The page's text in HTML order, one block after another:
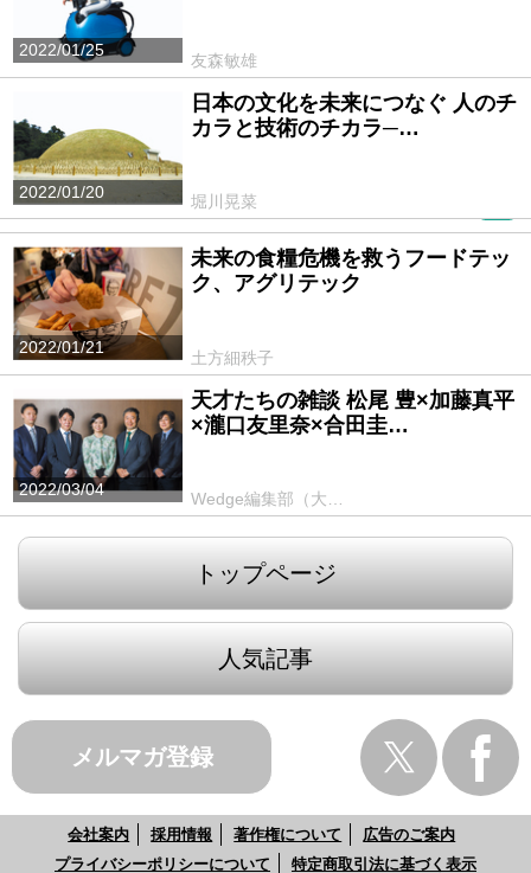
2022/01/25
友森敏雄
2022/01/20
日本の文化を未来につなぐ 人のチ
カラと技術のチカラ─…
堀川晃菜
2022/01/21
未来の食糧危機を救うフードテッ
ク、アグリテック
土方細秩子
2022/03/04
天才たちの雑談 松尾 豊×加藤真平
×瀧口友里奈×合田圭…
Wedge編集部（大…
トップページ
人気記事
メルマガ登録
会社案内 採用情報 著作権について
広告のご案内
プライバシーポリシーについて
特定商取引法に基づく表示